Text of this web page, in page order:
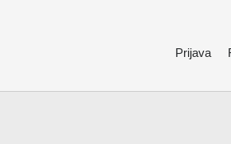
Prijava